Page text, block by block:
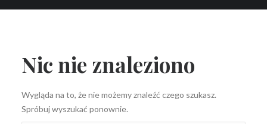
Nic nie znaleziono
Wygląda na to, że nie możemy znaleźć czego szukasz.
Spróbuj wyszukać ponownie.